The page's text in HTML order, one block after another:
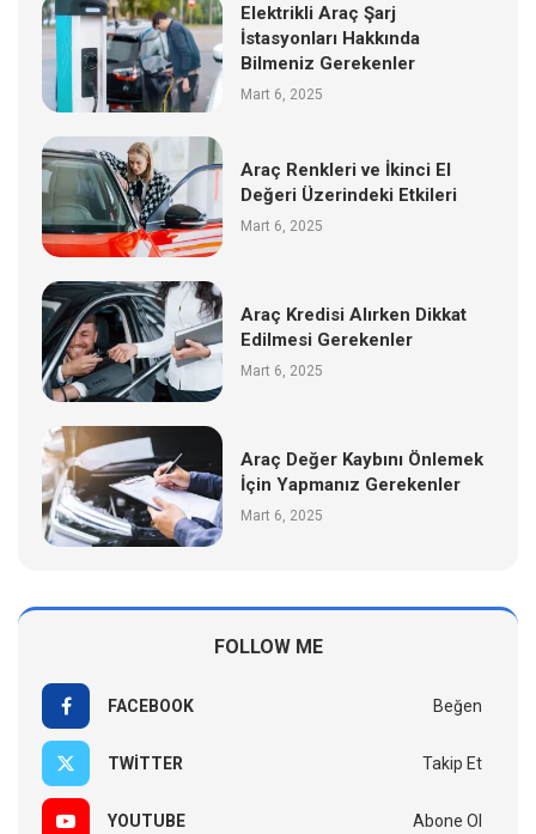
Elektrikli Araç Şarj
İstasyonları Hakkında
Bilmeniz Gerekenler
Mart 6, 2025
Araç Renkleri ve İkinci El
Değeri Üzerindeki Etkileri
Mart 6, 2025
Araç Kredisi Alırken Dikkat
Edilmesi Gerekenler
Mart 6, 2025
Araç Değer Kaybını Önlemek
İçin Yapmanız Gerekenler
Mart 6, 2025
FOLLOW ME
FACEBOOK Beğen
TWITTER Takip Et
YOUTUBE Abone Ol